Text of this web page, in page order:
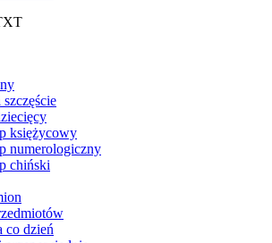
księżycowy
numerologiczny
chiński
co dzień